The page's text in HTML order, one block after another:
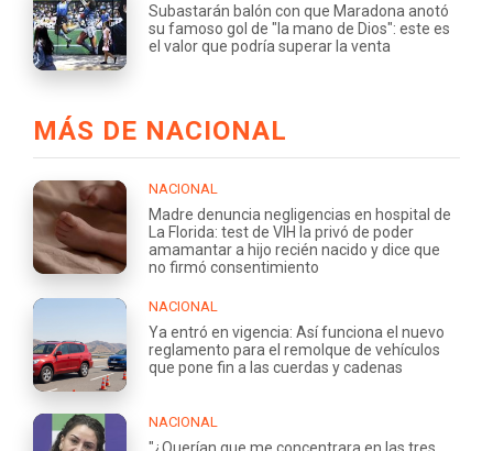
Subastarán balón con que Maradona anotó
su famoso gol de "la mano de Dios": este es
el valor que podría superar la venta
MÁS DE NACIONAL
NACIONAL
Madre denuncia negligencias en hospital de
La Florida: test de VIH la privó de poder
amamantar a hijo recién nacido y dice que
no firmó consentimiento
NACIONAL
Ya entró en vigencia: Así funciona el nuevo
reglamento para el remolque de vehículos
que pone fin a las cuerdas y cadenas
NACIONAL